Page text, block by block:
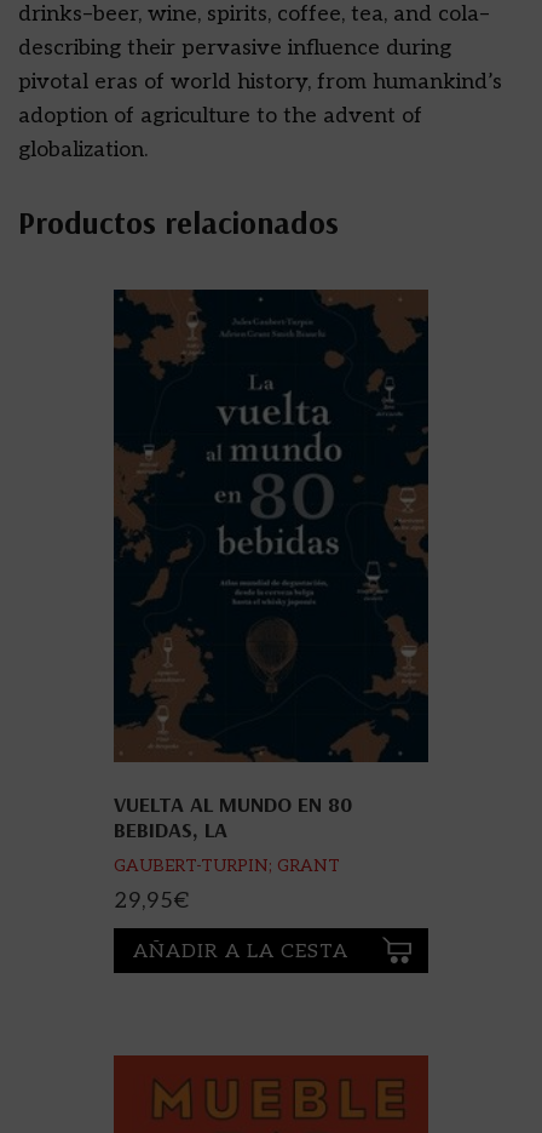
drinks–beer, wine, spirits, coffee, tea, and cola–
describing their pervasive influence during
pivotal eras of world history, from humankind’s
adoption of agriculture to the advent of
globalization.
Productos relacionados
VUELTA AL MUNDO EN 80
BEBIDAS, LA
GAUBERT-TURPIN; GRANT
29,95€
AÑADIR A LA CESTA